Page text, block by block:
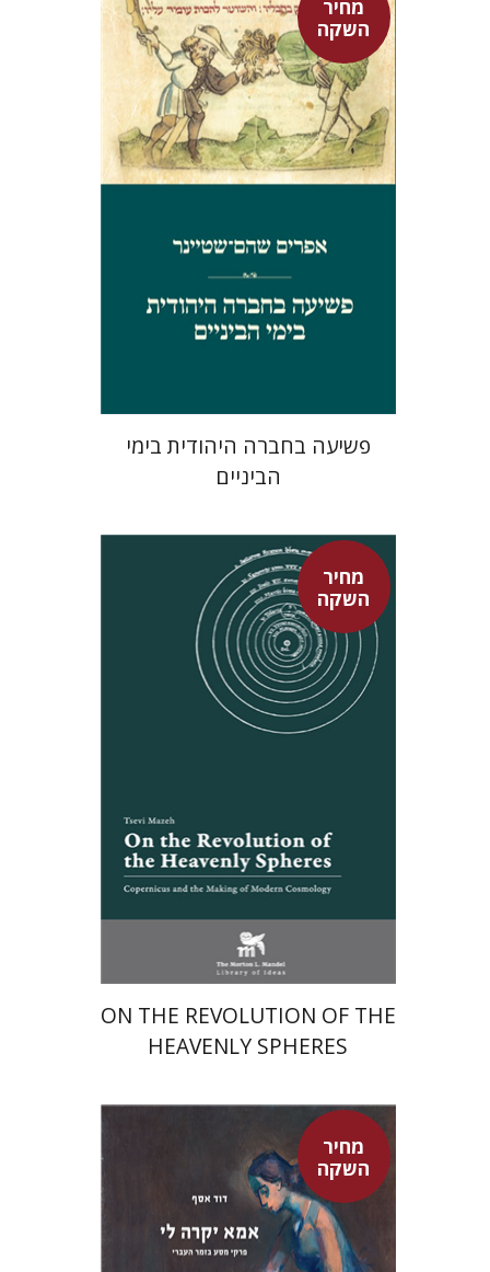
מחיר
השקה
אפרים שהם-שטיינר
מחיר השקה
$42
$29
פשיעה בחברה היהודית בימי
הביניים
מחיר
השקה
צבי מזא"ה
אלישבע הרשלר
מחיר השקה
ON THE REVOLUTION OF THE
HEAVENLY SPHERES
מחיר
השקהדוד אסף